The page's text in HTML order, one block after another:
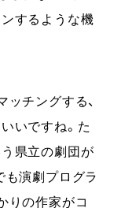
するような機
チングする、
いですね。た
県立の劇団が
も演劇プログラ
りの作家がコ